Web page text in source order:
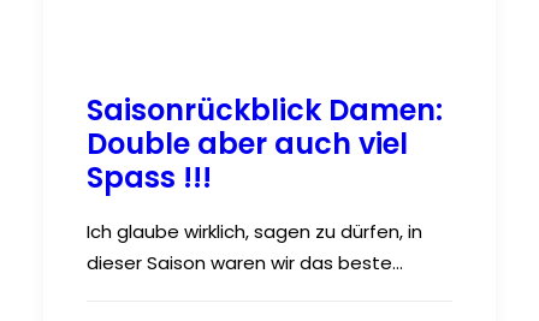
Saisonrückblick Damen:
Double aber auch viel
Spass !!!
Ich glaube wirklich, sagen zu dürfen, in
dieser Saison waren wir das beste…